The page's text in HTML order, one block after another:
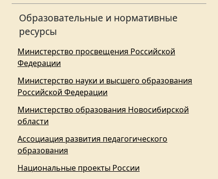
Образовательные и нормативные
ресурсы
Министерство просвещения Российской
Федерации
Министерство науки и высшего образования
Российской Федерации
Министерство образования Новосибирской
области
Ассоциация развития педагогического
образования
Национальные проекты России